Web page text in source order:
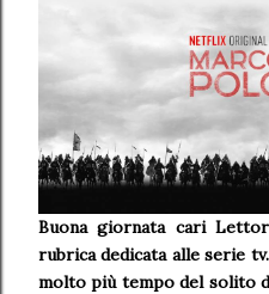
Buona giornata cari
rubrica dedicata alle serie
molto più tempo del solito